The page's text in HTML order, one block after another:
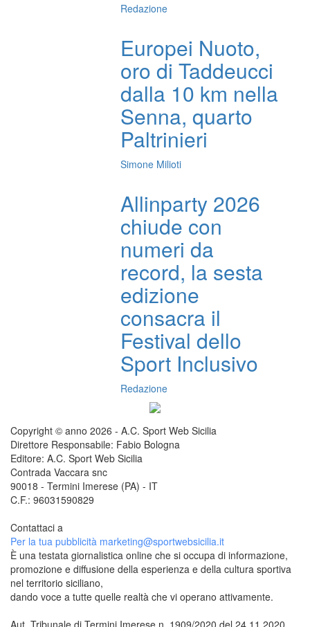
Redazione
Europei Nuoto,
oro di Taddeucci
dalla 10 km nella
Senna, quarto
Paltrinieri
Simone Milioti
Allinparty 2026
chiude con
numeri da
record, la sesta
edizione
consacra il
Festival dello
Sport Inclusivo
Redazione
Copyright © anno 2026 - A.C. Sport Web Sicilia
Direttore Responsabile: Fabio Bologna
Editore: A.C. Sport Web Sicilia
Contrada Vaccara snc
90018 - Termini Imerese (PA) - IT
C.F.: 96031590829
Contattaci a
Per la tua pubblicità marketing@sportwebsicilia.it
È una testata giornalistica online che si occupa di informazione,
promozione e diffusione della esperienza e della cultura sportiva
nel territorio siciliano,
dando voce a tutte quelle realtà che vi operano attivamente.
Aut. Tribunale di Termini Imerese n. 1909/2020 del 24.11.2020